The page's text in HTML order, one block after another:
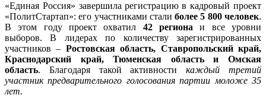
«Единая Россия» завершила регистрацию в кадровый проект
«ПолитСтартап»: его участниками сталиболее 5 800 человек.
В этом году проект охватил 42 регионаи все уровни
выборов. В лидерах по количеству зарегистрированных
участников – Ростовская область, Ставропольский край,
Краснодарский край, Тюменская область и Омская
область. Благодаря такой активностикаждый третий
участник предварительного голосования партии моложе 35
лет.